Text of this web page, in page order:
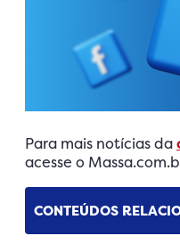
Para mais notícias da
acesse o
CONTEÚDOS